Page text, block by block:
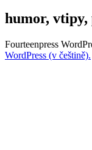
humor, vtipy,
Fourteenpress
WordPress (v češtině).